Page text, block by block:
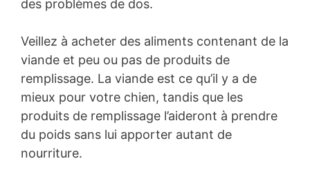
des problèmes de dos.
Veillez à acheter des aliments contenant de la
viande et peu ou pas de produits de
remplissage. La viande est ce qu’il y a de
mieux pour votre chien, tandis que les
produits de remplissage l’aideront à prendre
du poids sans lui apporter autant de
nourriture.